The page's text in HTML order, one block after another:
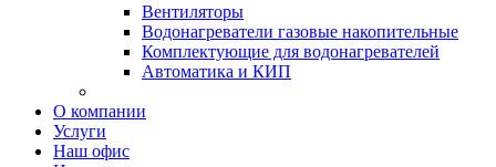
Вентиляторы
Водонагреватели газовые накопительные
Комплектующие для водонагревателей
Автоматика и КИП
О компании
Услуги
Наш офис